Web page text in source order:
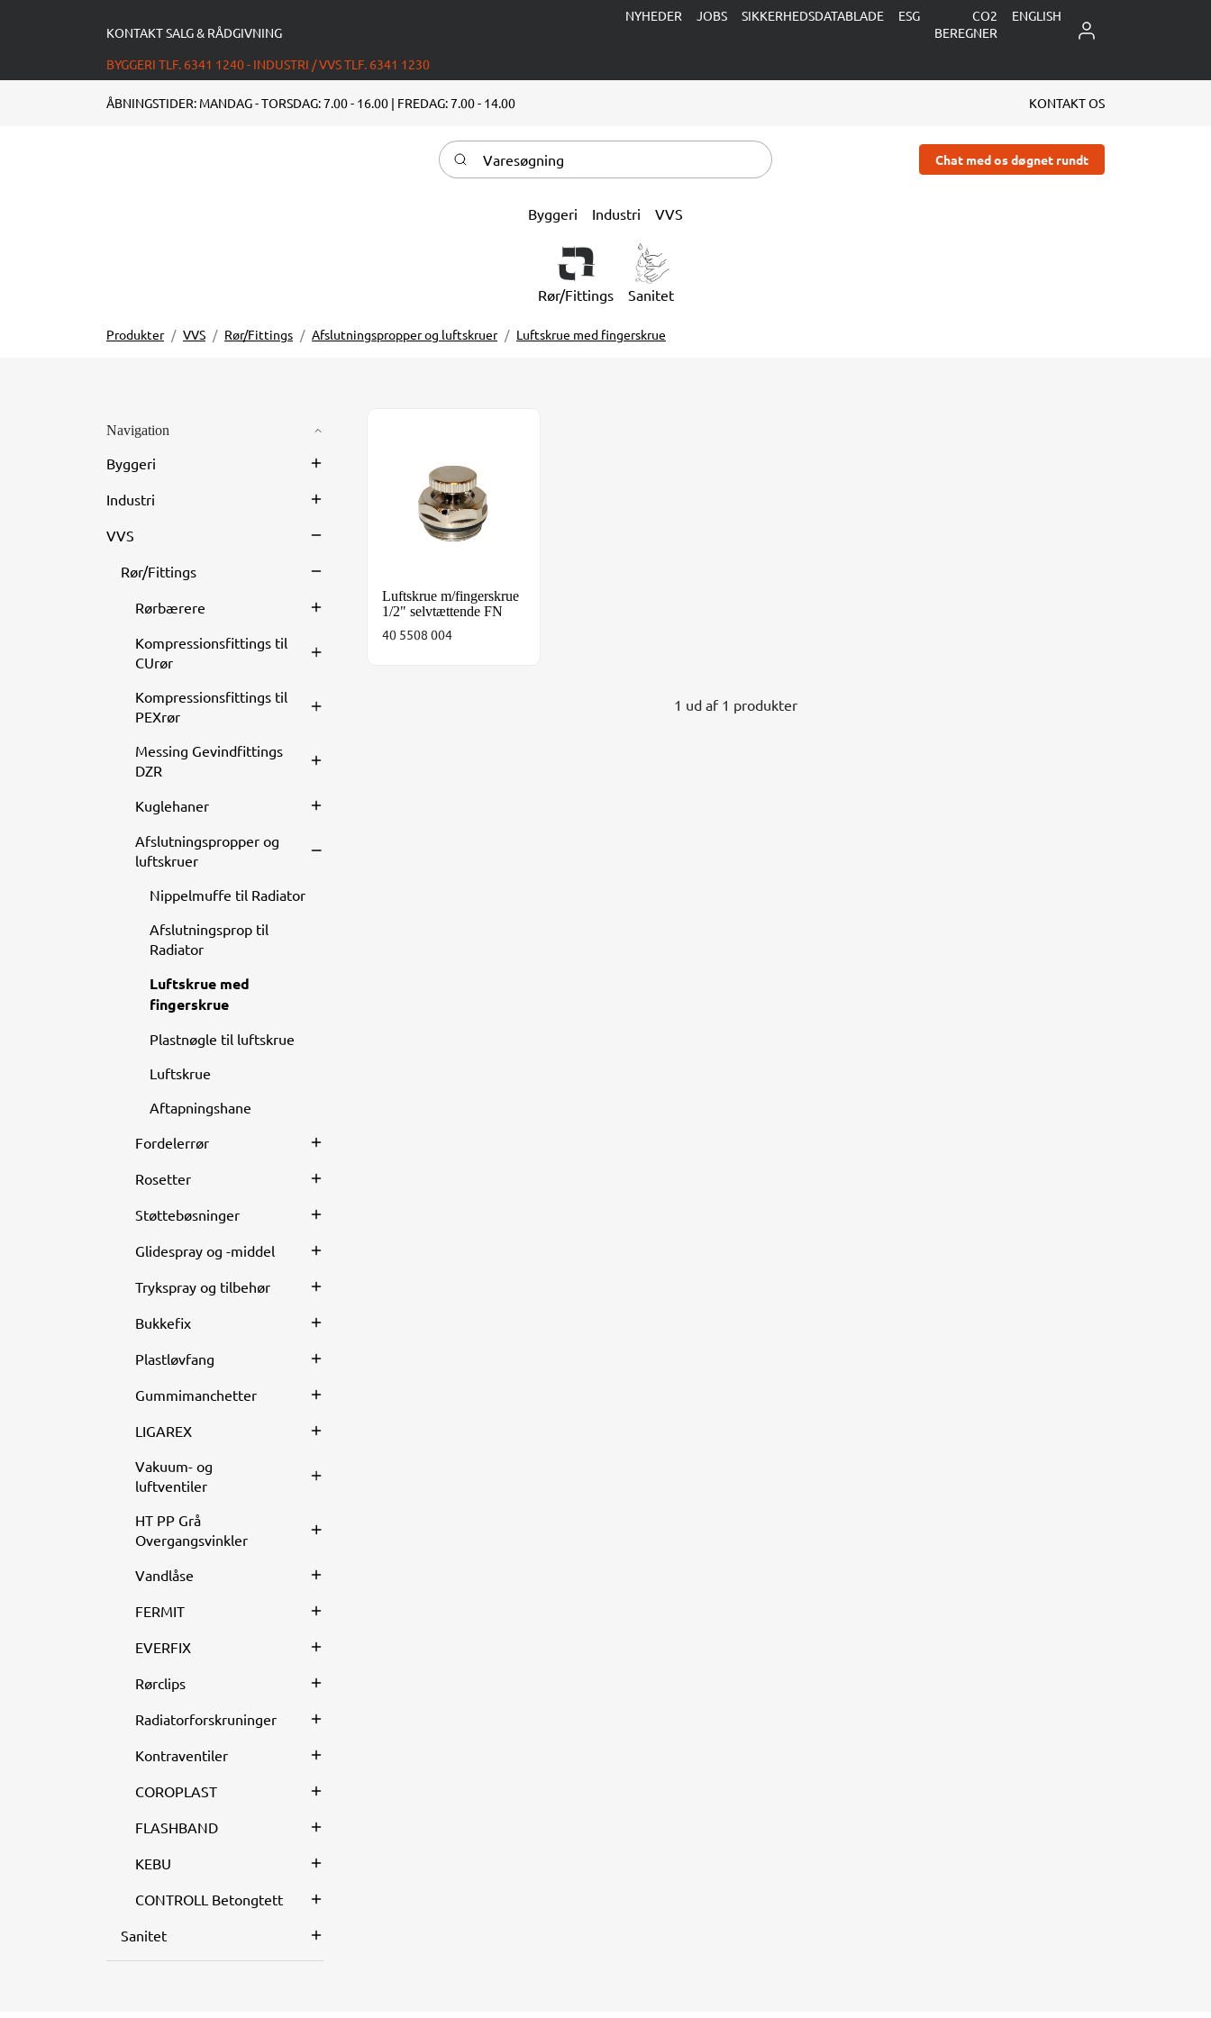
KONTAKT SALG & RÅDGIVNING
NYHEDER JOBS SIKKERHEDSDATABLADE ESG
CO2
BEREGNER
ENGLISH
LOG IND
BYGGERI TLF. 6341 1240 - INDUSTRI / VVS TLF. 6341 1230
ÅBNINGSTIDER: MANDAG - TORSDAG: 7.00 - 16.00 | FREDAG: 7.00 - 14.00 KONTAKT OS
Varesøgning
Chat med os døgnet rundt
Byggeri Industri VVS
Rør/Fittings Sanitet
Produkter VVS Rør/Fittings Afslutningspropper og luftskruer Luftskrue med fingerskrue
Navigation
Byggeri
Industri
VVS
Rør/Fittings
Rørbærere
Kompressionsfittings til
CUrør
Kompressionsfittings til
PEXrør
Messing Gevindfittings
DZR
Kuglehaner
Afslutningspropper og
luftskruer
Nippelmuffe til Radiator
Afslutningsprop til
Radiator
Luftskrue med
fingerskrue
Plastnøgle til luftskrue
Luftskrue
Aftapningshane
Fordelerrør
Rosetter
Støttebøsninger
Glidespray og -middel
Trykspray og tilbehør
Bukkefix
Plastløvfang
Gummimanchetter
LIGAREX
Vakuum- og
luftventiler
HT PP Grå
Overgangsvinkler
Vandlåse
FERMIT
EVERFIX
Rørclips
Radiatorforskruninger
Kontraventiler
COROPLAST
FLASHBAND
KEBU
CONTROLL Betongtett
Sanitet
Luftskrue m/fingerskrue
1/2" selvtættende FN
40 5508 004
1 ud af 1 produkter